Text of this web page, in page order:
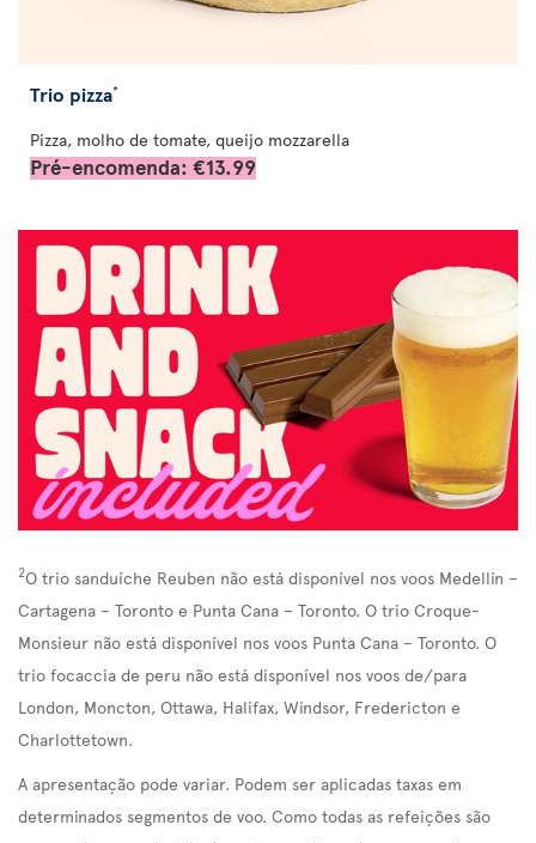
Trio pizza*
Pizza, molho de tomate, queijo mozzarella
Pré-encomenda: €13.99
2O trio sanduíche Reuben não está disponível nos voos Medellín –
Cartagena – Toronto e Punta Cana – Toronto. O trio Croque-
Monsieur não está disponível nos voos Punta Cana – Toronto. O
trio focaccia de peru não está disponível nos voos de/para
London, Moncton, Ottawa, Halifax, Windsor, Fredericton e
Charlottetown.
A apresentação pode variar. Podem ser aplicadas taxas em
determinados segmentos de voo. Como todas as refeições são